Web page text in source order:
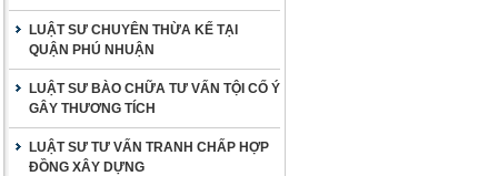
LUẬT SƯ CHUYÊN THỪA KẾ TẠI
QUẬN PHÚ NHUẬN
LUẬT SƯ BÀO CHỮA TƯ VẤN TỘI CỐ Ý
GÂY THƯƠNG TÍCH
LUẬT SƯ TƯ VẤN TRANH CHẤP HỢP
ĐỒNG XÂY DỰNG